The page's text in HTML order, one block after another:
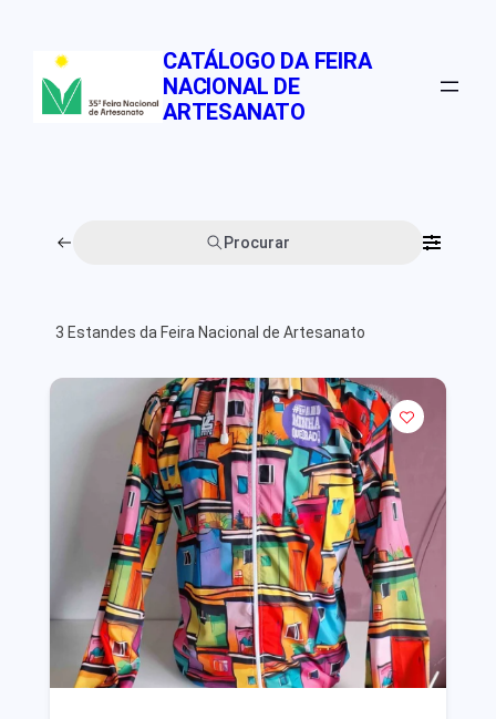
conteúdo
CATÁLOGO DA FEIRA
NACIONAL DE
ARTESANATO
Procurar
3 Estandes da Feira Nacional de Artesanato